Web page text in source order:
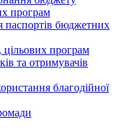
програм
паспортів бюджетних
програм
та отримувачів
благодійної